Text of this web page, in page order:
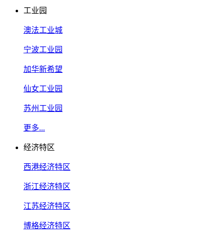
工业园
澳法工业城
宁波工业园
加华新希望
仙女工业园
苏州工业园
更多...
经济特区
西港经济特区
浙江经济特区
江苏经济特区
博格经济特区